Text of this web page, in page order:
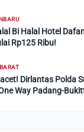
Bi Halal Hotel
Rp125 Ribu!
Dirlantas Polda
Way Padang-